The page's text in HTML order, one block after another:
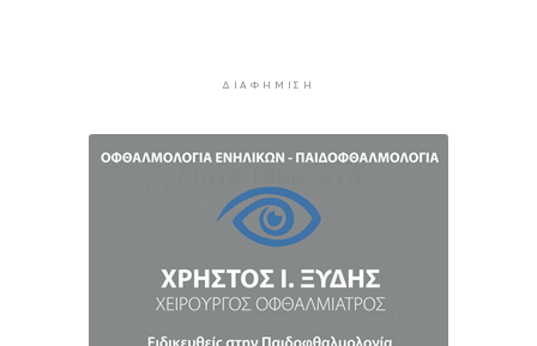
Αυξήθηκαν οι Έλληνες που αποφάσισαν να
διακόψουν το κάπνισμα
ΔΙΑΦΉΜΙΣΗ